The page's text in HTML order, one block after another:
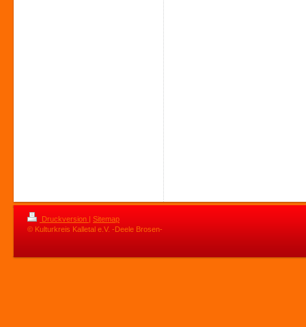
Druckversion | Sitemap
© Kulturkreis Kalletal e.V. -Deele Brosen-